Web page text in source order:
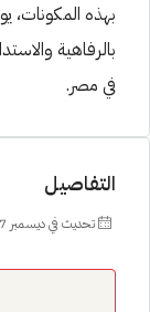
بهذه المكونات،
بالرفاهية
في مصر.
التفاصيل
تحديث في ديسمبر 27, 2023 في 6:31 م